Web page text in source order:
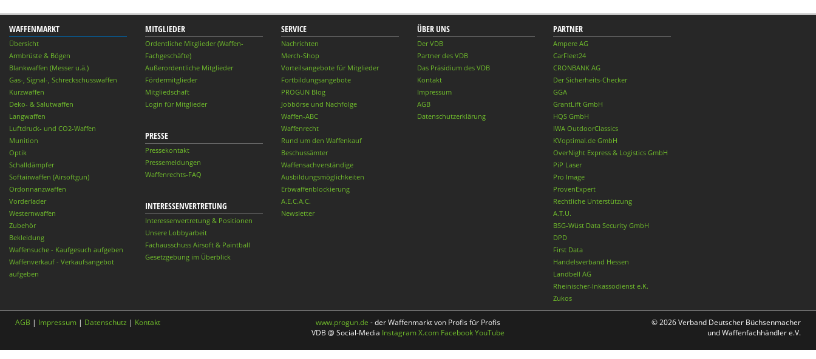
WAFFENMARKT
Übersicht
Armbrüste & Bögen
Blankwaffen (Messer u.ä.)
Gas-, Signal-, Schreckschusswaffen
Kurzwaffen
Deko- & Salutwaffen
Langwaffen
Luftdruck- und CO2-Waffen
Munition
Optik
Schalldämpfer
Softairwaffen (Airsoftgun)
Ordonnanzwaffen
Vorderlader
Westernwaffen
Zubehör
Bekleidung
Waffensuche - Kaufgesuch aufgeben
Waffenverkauf - Verkaufsangebot
aufgeben
MITGLIEDER
Ordentliche Mitglieder (Waffen-
Fachgeschäfte)
Außerordentliche Mitglieder
Fördermitglieder
Mitgliedschaft
Login für Mitglieder
PRESSE
Pressekontakt
Pressemeldungen
Waffenrechts-FAQ
INTERESSENVERTRETUNG
Interessenvertretung & Positionen
Unsere Lobbyarbeit
Fachausschuss Airsoft & Paintball
Gesetzgebung im Überblick
SERVICE
Nachrichten
Merch-Shop
Vorteilsangebote für Mitglieder
Fortbildungsangebote
PROGUN Blog
Jobbörse und Nachfolge
Waffen-ABC
Waffenrecht
Rund um den Waffenkauf
Beschussämter
Waffensachverständige
Ausbildungsmöglichkeiten
Erbwaffenblockierung
A.E.C.A.C.
Newsletter
ÜBER UNS
Der VDB
Partner des VDB
Das Präsidium des VDB
Kontakt
Impressum
AGB
Datenschutzerklärung
PARTNER
Ampere AG
CarFleet24
CRONBANK AG
Der Sicherheits-Checker
GGA
GrantLift GmbH
HQS GmbH
IWA OutdoorClassics
KVoptimal.de GmbH
OverNight Express & Logistics GmbH
PiP Laser
Pro Image
ProvenExpert
Rechtliche Unterstützung
A.T.U.
BSG-Wüst Data Security GmbH
DPD
First Data
Handelsverband Hessen
Landbell AG
Rheinischer-Inkassodienst e.K.
Zukos
AGB | Impressum | Datenschutz | Kontakt www.progun.de - der Waffenmarkt von Profis für Profis
VDB @ Social-Media InstagramX.com FacebookYouTube
© 2026 Verband Deutscher Büchsenmacher
und Waffenfachhändler e.V.